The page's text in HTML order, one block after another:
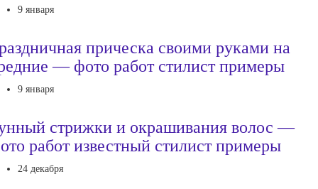
9 января
прическа своими руками на
— фото работ стилист примеры
9 января
стрижки и окрашивания волос —
работ известный стилист примеры
24 декабря